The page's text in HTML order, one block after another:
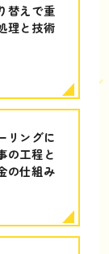
替えで重
理と技術
リングに
の工程と
の仕組み